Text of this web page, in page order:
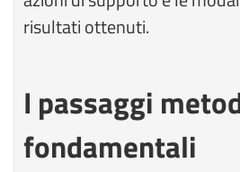
risultati ottenuti.
I passaggi
fondamentali